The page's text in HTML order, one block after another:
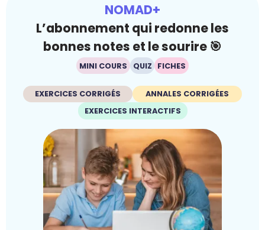
NOMAD+
L’abonnement qui redonne les
bonnes notes et le sourire 🎯
MINI COURS QUIZ FICHES
EXERCICES CORRIGÉS
ANNALES CORRIGÉES
EXERCICES INTERACTIFS